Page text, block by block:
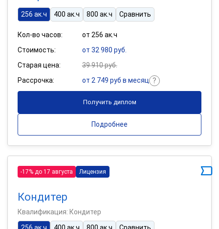
256 ак.ч 400 ак.ч 800 ак.ч Сравнить
Кол-во часов:
от 256 ак.ч
Стоимость:
от 32 980 руб.
Старая цена:
39 910 руб.
Рассрочка:
от 2 749 руб в месяц
Получить диплом
Подробнее
-17% до 17 августа Лицензия
Кондитер
Квалификация: Кондитер